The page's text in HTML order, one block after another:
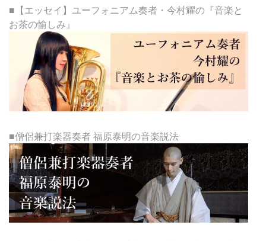
■【エッセイ】ユーフォニアム奏者・今村耀の『音楽と
お茶の愉しみ』
■僧侶兼打楽器奏者 福原泰明の音楽説法